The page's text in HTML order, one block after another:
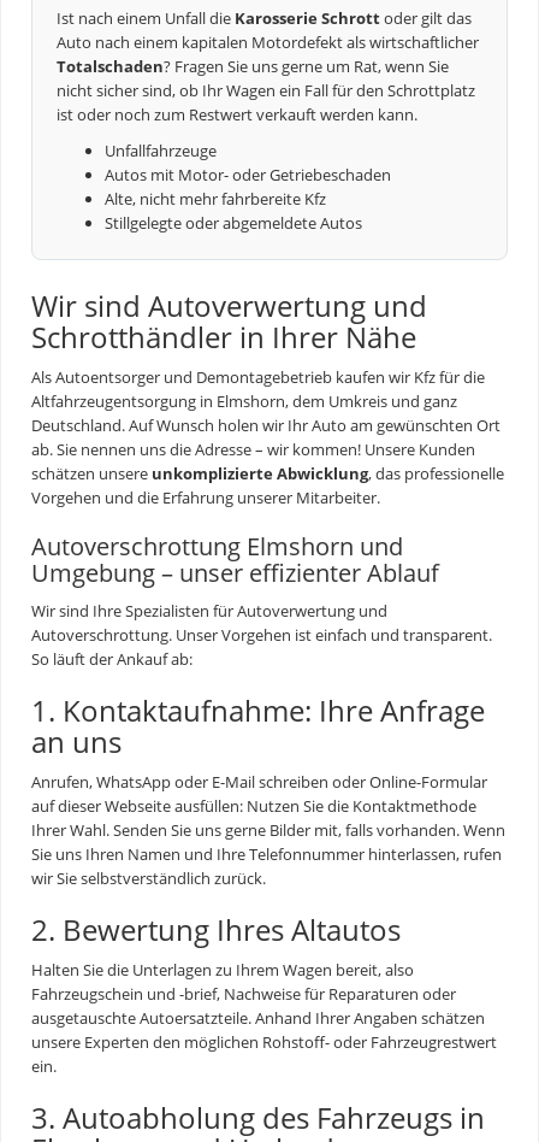
Ist nach einem Unfall die Karosserie Schrottoder gilt das
Auto nach einem kapitalen Motordefekt als wirtschaftlicher
Totalschaden? Fragen Sie uns gerne um Rat, wenn Sie
nicht sicher sind, ob Ihr Wagen ein Fall für den Schrottplatz
ist oder noch zum Restwert verkauft werden kann.
Unfallfahrzeuge
Autos mit Motor- oder Getriebeschaden
Alte, nicht mehr fahrbereite Kfz
Stillgelegte oder abgemeldete Autos
Wir sind Autoverwertung und
Schrotthändler in Ihrer Nähe
Als Autoentsorger und Demontagebetrieb kaufen wir Kfz für die
Altfahrzeugentsorgung in Elmshorn, dem Umkreis und ganz
Deutschland. Auf Wunsch holen wir Ihr Auto am gewünschten Ort
ab. Sie nennen uns die Adresse – wir kommen! Unsere Kunden
schätzen unsere unkomplizierte Abwicklung, das professionelle
Vorgehen und die Erfahrung unserer Mitarbeiter.
Autoverschrottung Elmshorn und
Umgebung – unser effizienter Ablauf
Wir sind Ihre Spezialisten fürAutoverwertung und
Autoverschrottung. Unser Vorgehen ist einfach und transparent.
So läuft der Ankauf ab:
1. Kontaktaufnahme: Ihre Anfrage
an uns
Anrufen, WhatsApp oder E-Mail schreiben oder Online-Formular
auf dieser Webseite ausfüllen: Nutzen Sie die Kontaktmethode
Ihrer Wahl. Senden Sie uns gerne Bilder mit, falls vorhanden. Wenn
Sie uns Ihren Namen und Ihre Telefonnummer hinterlassen, rufen
wir Sie selbstverständlich zurück.
2. Bewertung Ihres Altautos
Halten Sie die Unterlagen zu Ihrem Wagen bereit, also
Fahrzeugschein und -brief, Nachweise für Reparaturen oder
ausgetauschte Autoersatzteile. Anhand Ihrer Angaben schätzen
unsere Experten den möglichen Rohstoff- oder Fahrzeugrestwert
ein.
3. Autoabholung des Fahrzeugs in